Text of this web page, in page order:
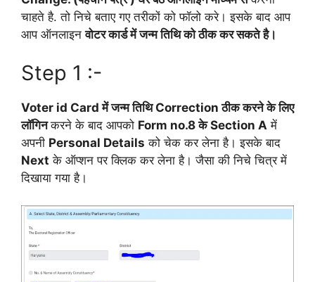
चाहते है. तो निचे बताए गए तरीकों को फॉलो करे। इसके बाद आप
आप ऑनलाइनवोटर कार्ड में जन्म तिथि को ठीक कर सकते है।
Step 1 :-
Voter id Card में जन्म तिथि Correction ठीक करने के लिए
लॉगिनकरने के बाद आपको Form no.8 के Section A में
अपनी Personal Details को चेक कर लेना है। इसके बाद
Next के ऑप्शन पर क्लिक कर लेना है। जैसा की निचे चित्र में
दिखाया गया है।